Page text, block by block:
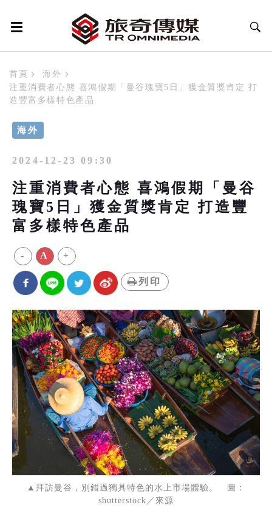
首頁
海外
注重消費者心態 喜鴻假期「曼谷瑰寶5日」獲金質獎肯定 打
造豐富多樣特色產品
海外
2024-12-23 09:30
注重消費者心態 喜鴻假期「曼谷
瑰寶5日」獲金質獎肯定 打造豐
富多樣特色產品
- A +
列印
▲拜訪曼谷，別錯過獨具特色的水上市場體驗。 圖：
shutterstock／來源